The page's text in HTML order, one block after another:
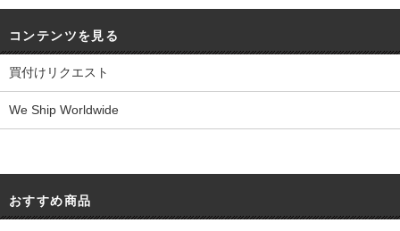
コンテンツを見る
買付けリクエスト
We Ship Worldwide
おすすめ商品